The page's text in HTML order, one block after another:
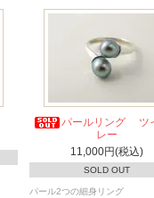
パールリング ツ
レー
11,000円(税込)
SOLD OUT
パール2つの細身リング